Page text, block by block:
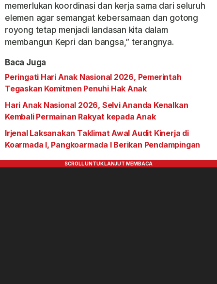
memerlukan koordinasi dan kerja sama dari seluruh
elemen agar semangat kebersamaan dan gotong
royong tetap menjadi landasan kita dalam
membangun Kepri dan bangsa,” terangnya.
Baca Juga
Peringati Hari Anak Nasional 2026, Pemerintah
Tegaskan Komitmen Penuhi Hak Anak
Hari Anak Nasional 2026, Selvi Ananda Kenalkan
Kembali Permainan Rakyat kepada Anak
Irjenal Laksanakan Taklimat Awal Audit Kinerja di
Koarmada I, Pangkoarmada I Berikan Pendampingan